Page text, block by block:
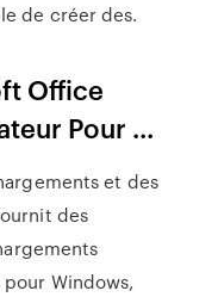
de créer des.
Office
Pour ...
et des
des
Windows,